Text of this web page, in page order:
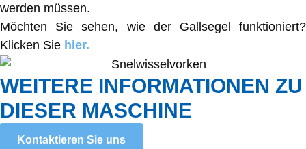
werden müssen.
Möchten Sie sehen, wie der Gallsegel funktioniert?
Klicken Sie hier.
WEITERE INFORMATIONEN ZU
DIESER MASCHINE
Kontaktieren Sie uns